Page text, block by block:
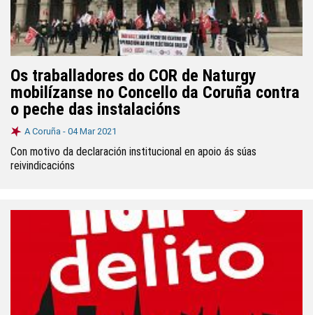
Os traballadores do COR de Naturgy
mobilízanse no Concello da Coruña contra
o peche das instalacións
A Coruña - 04 Mar 2021
Con motivo da declaración institucional en apoio ás súas
reivindicacións